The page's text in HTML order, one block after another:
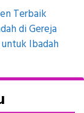
Terbaik
di Gereja
Ibadah